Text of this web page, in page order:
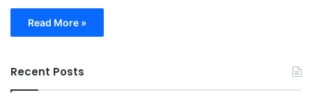
Read More »
Recent Posts